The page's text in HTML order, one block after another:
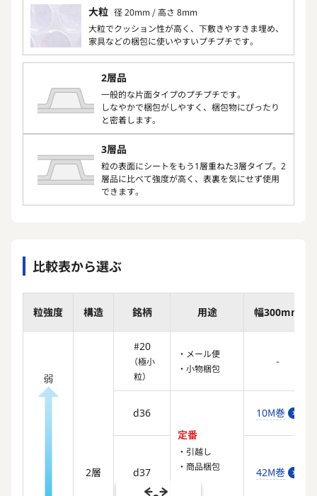
大粒 径 20mm / 高さ 8mm
大粒でクッション性が高く、下敷きやすきま埋め、
家具などの梱包に使いやすいプチプチです。
2層品
一般的な片面タイプのプチプチです。
しなやかで梱包がしやすく、梱包物にぴったり
と密着します。
3層品
粒の表面にシートをもう1層重ねた3層タイプ。2
層品に比べて強度が高く、表裏を気にせず使用
できます。
比較表から選ぶ
粒強度 構造 銘柄 用途 幅300mm
2層
#20
（極小
粒）
・メール便
・小物梱包
-
d36
定番
・引越し
・商品梱包
10M巻
d37 42M巻